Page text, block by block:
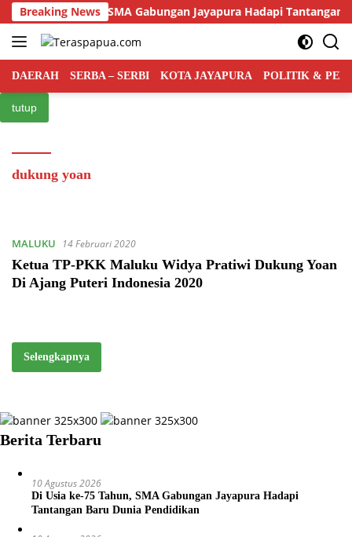
Langsung
ke
konten
Breaking News
ke-75 Tahun, SMA Gabungan Jayapura Hadapi Tantangan
DAERAH SERBA – SERBI KOTA JAYAPURA POLITIK &
tutup
dukung yoan
MALUKU 14 Februari 2020
Ketua TP-PKK Maluku Widya Pratiwi Dukung Yoan
Di Ajang Puteri Indonesia 2020
Selengkapnya
Berita Terbaru
10 Agustus 2026
Di Usia ke-75 Tahun, SMA Gabungan Jayapura Hadapi
Tantangan Baru Dunia Pendidikan